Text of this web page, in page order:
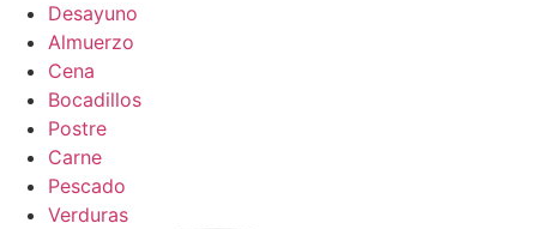
Desayuno
Almuerzo
Cena
Bocadillos
Postre
Carne
Pescado
Verduras